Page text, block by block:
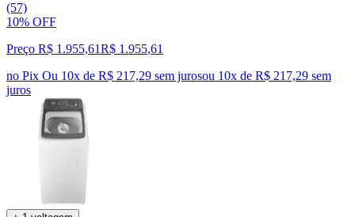
(57)
10% OFF
Preço R$ 1.955,61R$ 1.955,61
no Pix Ou 10x de R$ 217,29 sem jurosou 10x de R$ 217,29 sem
juros